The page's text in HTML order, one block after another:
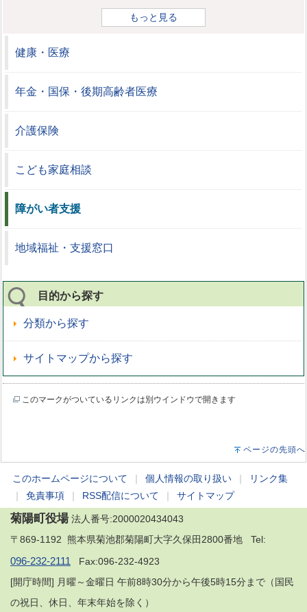
もっと見る
健康・医療
年金・国保・後期高齢者医療
介護保険
こども家庭相談
障がい者支援
地域福祉・支援窓口
目的から探す
分類から探す
サイトマップから探す
このマークがついているリンクは別ウインドウで開きます
ページの先頭へ
このホームページについて 個人情報の取り扱い
リンク集
免責事項 RSS配信について サイトマップ
菊陽町役場法人番号:2000020434043
〒869-1192 熊本県菊池郡菊陽町大字久保田2800番地 Tel:
096-232-2111 Fax:096-232-4923
[開庁時間] 月曜～金曜日 午前8時30分から午後5時15分まで（国民
の祝日、休日、年末年始を除く）